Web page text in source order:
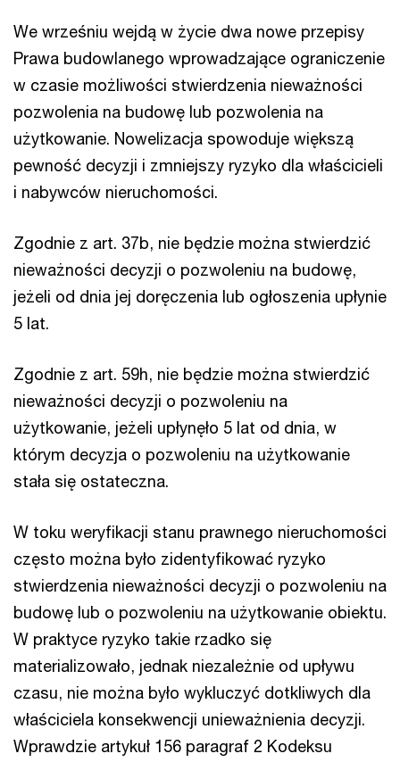
We wrześniu wejdą w życie dwa nowe przepisy
Prawa budowlanego wprowadzające ograniczenie
w czasie możliwości stwierdzenia nieważności
pozwolenia na budowę lub pozwolenia na
użytkowanie. Nowelizacja spowoduje większą
pewność decyzji i zmniejszy ryzyko dla właścicieli
i nabywców nieruchomości.
Zgodnie z art. 37b, nie będzie można stwierdzić
nieważności decyzji o pozwoleniu na budowę,
jeżeli od dnia jej doręczenia lub ogłoszenia upłynie
5 lat.
Zgodnie z art. 59h, nie będzie można stwierdzić
nieważności decyzji o pozwoleniu na
użytkowanie, jeżeli upłynęło 5 lat od dnia, w
którym decyzja o pozwoleniu na użytkowanie
stała się ostateczna.
W toku weryfikacji stanu prawnego nieruchomości
często można było zidentyfikować ryzyko
stwierdzenia nieważności decyzji o pozwoleniu na
budowę lub o pozwoleniu na użytkowanie obiektu.
W praktyce ryzyko takie rzadko się
materializowało, jednak niezależnie od upływu
czasu, nie można było wykluczyć dotkliwych dla
właściciela konsekwencji unieważnienia decyzji.
Wprawdzie artykuł 156 paragraf 2 Kodeksu